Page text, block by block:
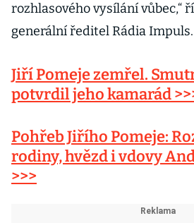
rozhlasového vysílání vůbec,“
generální ředitel Rádia Impuls.
Jiří Pomeje zemřel.
potvrdil jeho kamarád
Pohřeb Jiřího Pomeje:
rodiny, hvězd i vdovy
>>>